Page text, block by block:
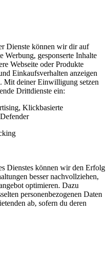
Dienste können wir dir auf
Werbung, gesponserte Inhalte
Webseite oder Produkte
Einkaufsverhalten anzeigen
Mit deiner Einwilligung setzen
Drittdienste ein:
Klickbasierte
Dienstes können wir den Erfolg
besser nachvollziehen,
optimieren. Dazu
personenbezogenen Daten
ab, sofern du deren